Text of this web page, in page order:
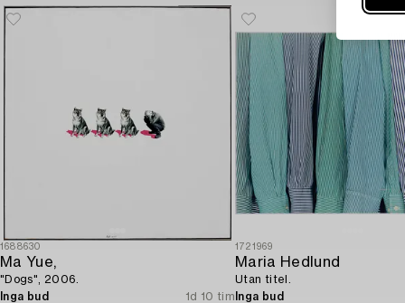
1688630
Ma Yue,
"Dogs", 2006.
Inga bud
1d 10 tim
1721969
Maria Hedlund
Utan titel.
Inga bud